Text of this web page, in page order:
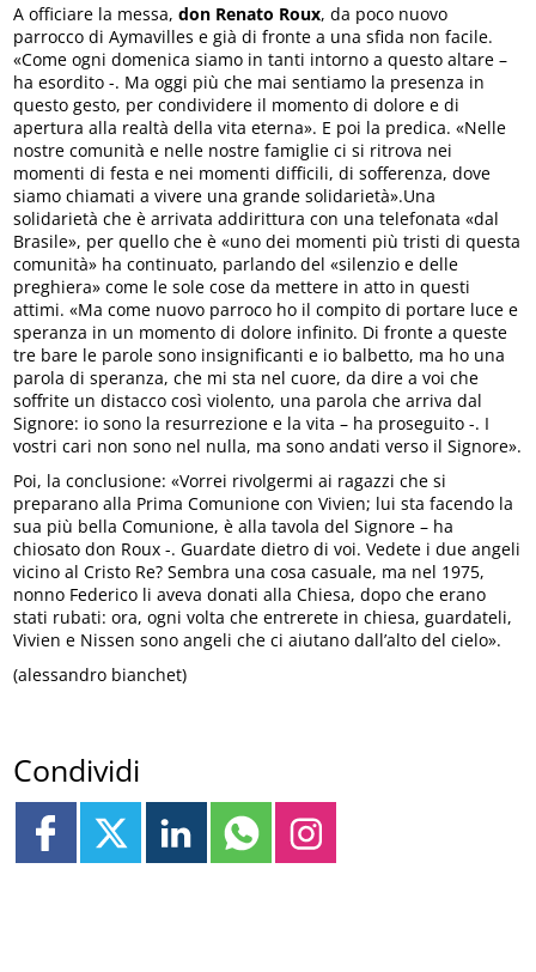
A officiare la messa,don Renato Roux, da poco nuovo
parrocco di Aymavilles e già di fronte a una sfida non facile.
«Come ogni domenica siamo in tanti intorno a questo altare –
ha esordito -. Ma oggi più che mai sentiamo la presenza in
questo gesto, per condividere il momento di dolore e di
apertura alla realtà della vita eterna». E poi la predica. «Nelle
nostre comunità e nelle nostre famiglie ci si ritrova nei
momenti di festa e nei momenti difficili, di sofferenza, dove
siamo chiamati a vivere una grande solidarietà».Una
solidarietà che è arrivata addirittura con una telefonata «dal
Brasile», per quello che è «uno dei momenti più tristi di questa
comunità» ha continuato, parlando del «silenzio e delle
preghiera» come le sole cose da mettere in atto in questi
attimi. «Ma come nuovo parroco ho il compito di portare luce e
speranza in un momento di dolore infinito. Di fronte a queste
tre bare le parole sono insignificanti e io balbetto, ma ho una
parola di speranza, che mi sta nel cuore, da dire a voi che
soffrite un distacco così violento, una parola che arriva dal
Signore: io sono la resurrezione e la vita – ha proseguito -. I
vostri cari non sono nel nulla, ma sono andati verso il Signore».
Poi, la conclusione: «Vorrei rivolgermi ai ragazzi che si
preparano alla Prima Comunione con Vivien; lui sta facendo la
sua più bella Comunione, è alla tavola del Signore – ha
chiosato don Roux -. Guardate dietro di voi. Vedete i due angeli
vicino al Cristo Re? Sembra una cosa casuale, ma nel 1975,
nonno Federico li aveva donati alla Chiesa, dopo che erano
stati rubati: ora, ogni volta che entrerete in chiesa, guardateli,
Vivien e Nissen sono angeli che ci aiutano dall’alto del cielo».
(alessandro bianchet)
Condividi